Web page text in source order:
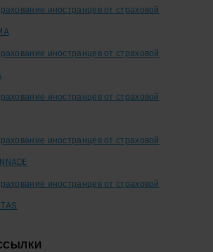
иностранцев от страховой
иностранцев от страховой
иностранцев от страховой
иностранцев от страховой
иностранцев от страховой